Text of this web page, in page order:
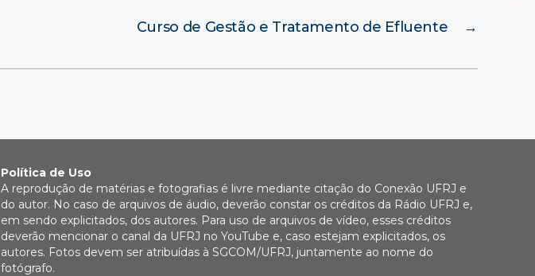
→
Curso de Gestão e Tratamento de Efluente
Política de Uso
A reprodução de matérias e fotografias é livre mediante citação do Conexão UFRJ e
do autor. No caso de arquivos de áudio, deverão constar os créditos da Rádio UFRJ e,
em sendo explicitados, dos autores. Para uso de arquivos de vídeo, esses créditos
deverão mencionar o canal da UFRJ no YouTube e, caso estejam explicitados, os
autores. Fotos devem ser atribuídas à SGCOM/UFRJ, juntamente ao nome do
fotógrafo.